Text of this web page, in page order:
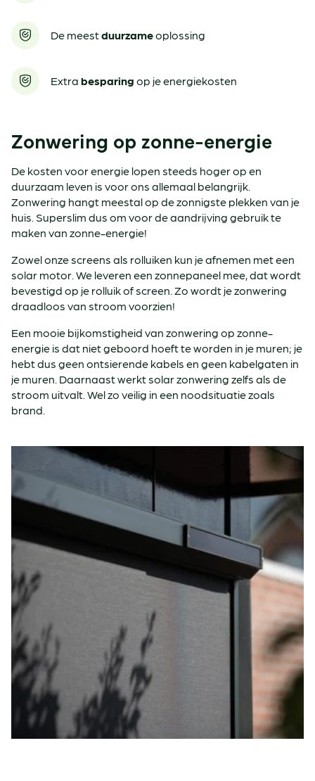
De meestduurzameoplossing
Extra besparing op je energiekosten
Zonwering op zonne-energie
De kosten voor energie lopen steeds hoger op en
duurzaam leven is voor ons allemaal belangrijk.
Zonwering hangt meestal op de zonnigste plekken van je
huis. Superslim dus om voor de aandrijving gebruik te
maken van zonne-energie!
Zowel onze screens als rolluiken kun je afnemen met een
solar motor. We leveren een zonnepaneel mee, dat wordt
bevestigd op je rolluik of screen. Zo wordt je zonwering
draadloos van stroom voorzien!
Een mooie bijkomstigheid van zonwering op zonne-
energie is dat niet geboord hoeft te worden in je muren; je
hebt dus geen ontsierende kabels en geen kabelgaten in
je muren. Daarnaast werkt solar zonwering zelfs als de
stroom uitvalt. Wel zo veilig in een noodsituatie zoals
brand.